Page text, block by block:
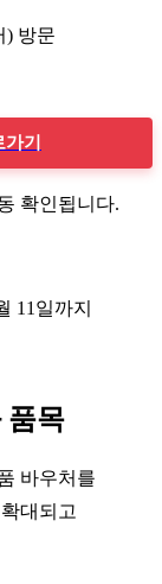
) 방문
가기
확인됩니다.
11일까지
품목
바우처를
대되고